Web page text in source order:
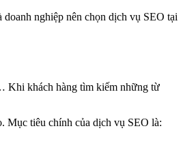
nghiệp nên chọn dịch vụ SEO tại
Khi khách hàng tìm kiếm những từ
Mục tiêu chính của dịch vụ SEO là: